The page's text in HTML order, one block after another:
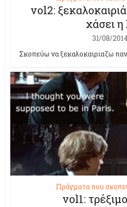
vol2:
χάσει
31/08/2014
Σκοπεύω να ξεκαλοκαιριαζω
Πράγματα που
vol1: